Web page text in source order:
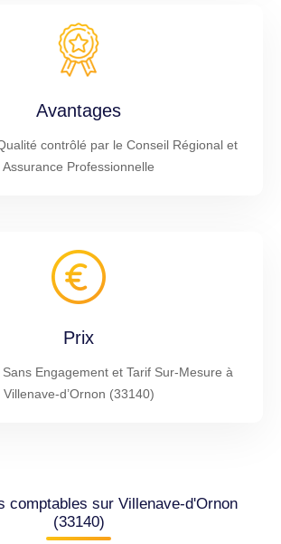
Avantages
contrôlé par le Conseil Régional et
Assurance Professionnelle
Prix
Engagement et Tarif Sur-Mesure à
Villenave-d’Ornon (33140)
comptables sur Villenave-d'Ornon
(33140)